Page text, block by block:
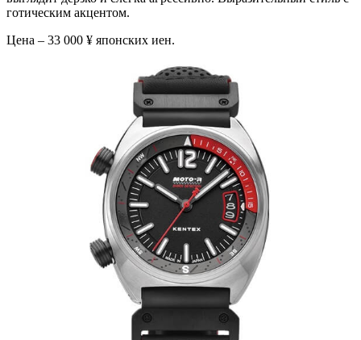
готическим акцентом.
Цена – 33 000 ¥ японских иен.